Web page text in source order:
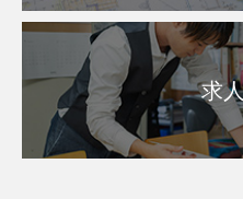
求